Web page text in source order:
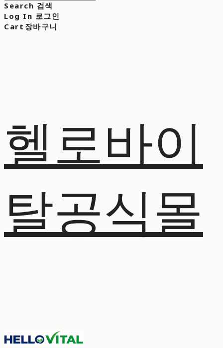
Search 검색
Log In 로그인
Cart 장바구니
헬로바이
탈공식몰